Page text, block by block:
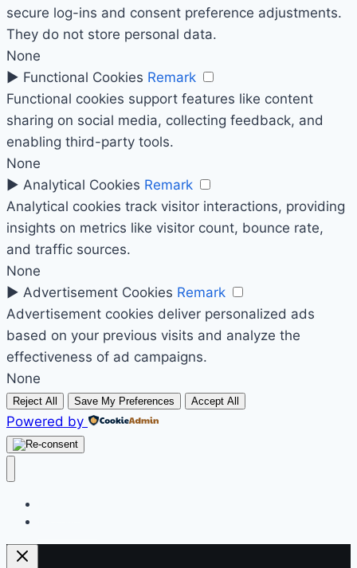
secure log-ins and consent preference adjustments.
They do not store personal data.
None
► Functional Cookies Remark
Functional cookies support features like content
sharing on social media, collecting feedback, and
enabling third-party tools.
None
► Analytical Cookies Remark
Analytical cookies track visitor interactions, providing
insights on metrics like visitor count, bounce rate,
and traffic sources.
None
► Advertisement Cookies Remark
Advertisement cookies deliver personalized ads
based on your previous visits and analyze the
effectiveness of ad campaigns.
None
Reject All Save My Preferences Accept All
Powered by